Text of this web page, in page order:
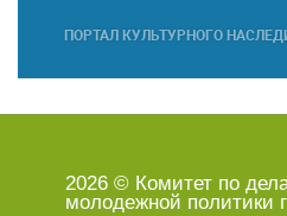
2026 © Комитет по
молодежной политики